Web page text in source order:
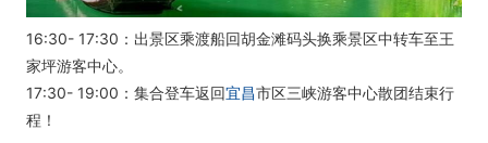
16:30- 17:30：出景区乘渡船回胡金滩码头换乘景区中转车至王
家坪游客中心。
17:30- 19:00：集合登车返回宜昌市区三峡游客中心散团结束行
程！